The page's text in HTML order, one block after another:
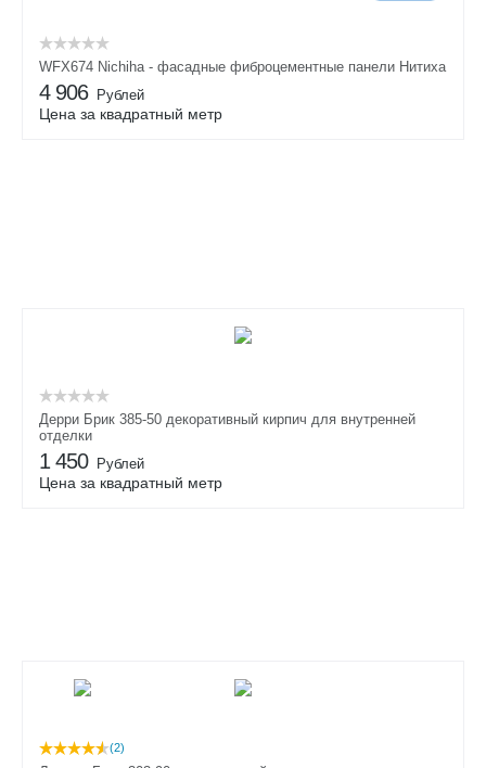
WFX674 Nichiha - фасадные фиброцементные панели Нитиха
4 906 Рублей
Цена за квадратный метр
Дерри Брик 385-50 декоративный кирпич для внутренней
отделки
1 450 Рублей
Цена за квадратный метр
(2)